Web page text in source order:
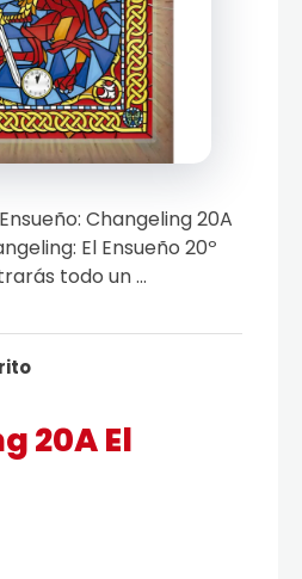
20A El
Changeling 20A
El Ensueño 20º
todo un ...